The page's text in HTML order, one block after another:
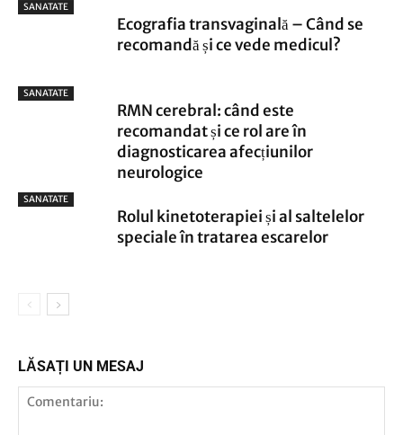
SANATATE
Ecografia transvaginală – Când se
recomandă și ce vede medicul?
SANATATE
RMN cerebral: când este
recomandat și ce rol are în
diagnosticarea afecțiunilor
neurologice
SANATATE
Rolul kinetoterapiei și al saltelelor
speciale în tratarea escarelor
LĂSAȚI UN MESAJ